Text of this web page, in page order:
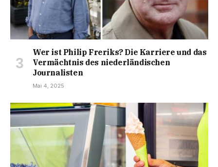
Wer ist Philip Freriks? Die Karriere und das
Vermächtnis des niederländischen
Journalisten
Mai 4, 2025